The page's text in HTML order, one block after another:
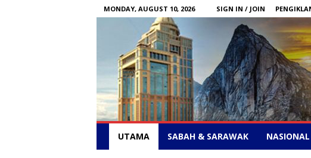
MONDAY, AUGUST 10, 2026 SIGN IN / JOIN
Sabah
Bebas
UTAMA SABAH & SARAWAK NASIONAL